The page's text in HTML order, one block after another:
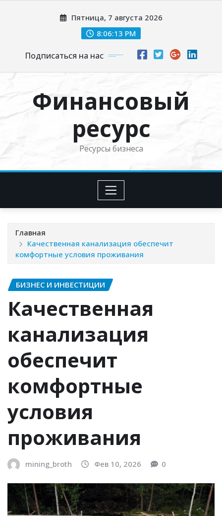
Пятница, 7 августа 2026
8:06:15 PM
Подписаться на нас
Финансовый
ресурс
Ресурсы бизнеса
Главная
Качественная канализация обеспечит
комфортные условия проживания
БИЗНЕС И ИНВЕСТИЦИИ
Качественная
канализация
обеспечит
комфортные
условия
проживания
mining_broth Фев 10, 2026 0